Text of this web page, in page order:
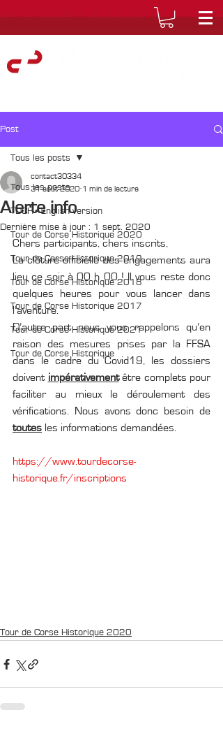
Post
Tous les posts
TDCH - English version
Tour de Corse Historique 2020
Tour de Corse Historique 2019
Tour de Corse Historique 2018
Tour de Corse Historique 2017
Tour de Corse Historique 2021
Tour de Corse Historique
Tous les posts
Alerte info
contact30334
31 août 2020 1 min de lecture
Dernière mise à jour : 1 sept. 2020
Chers participants, chers inscrits,
La clôture officielle des engagements aura
lieu ce soir à 00 h 00 ! Il vous reste donc
quelques heures pour vous lancer dans
l’aventure.
D’autre part nous vous rappelons qu’en
raison des mesures prises par la FFSA
dans le cadre du Covid19, les dossiers
doivent impérativement être complets pour
faciliter au mieux le déroulement des
toutes les informations demandées.
https://www.tourdecorse-
historique.fr/inscriptions
Tour de Corse Historique 2020